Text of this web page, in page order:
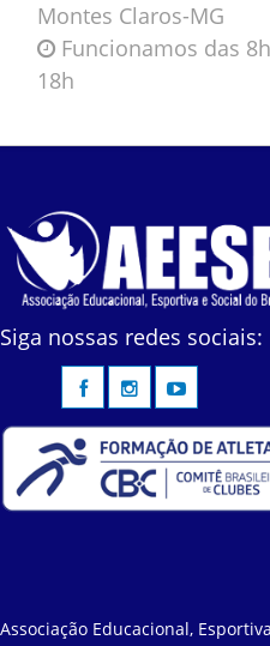
Montes Claros-MG
Funcionamos das
18h
Siga nossas redes sociais:
Associação Educacional,